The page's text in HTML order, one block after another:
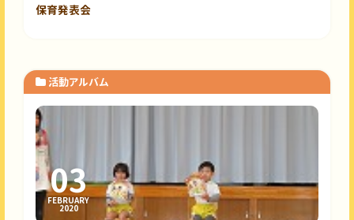
保育発表会
活動アルバム
03
FEBRUARY
2020